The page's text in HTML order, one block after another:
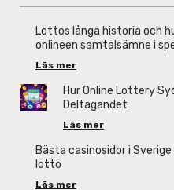
Lottos långa historia och
onlineen samtalsämne i
Läs mer
Hur Online Lottery
Deltagandet
Läs mer
Bästa casinosidor i
lotto
Läs mer